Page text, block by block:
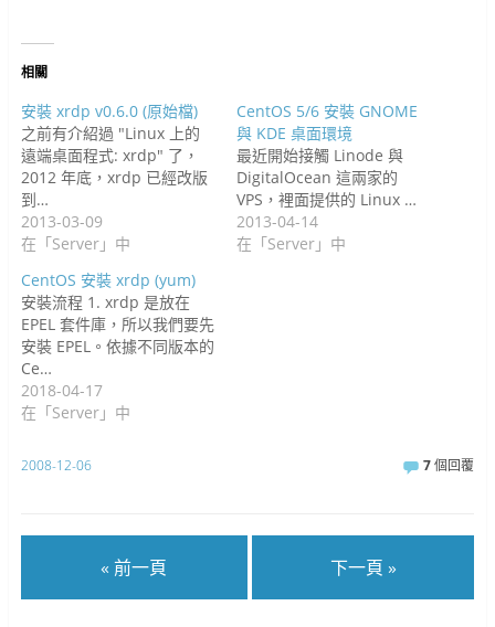
相關
安裝 xrdp v0.6.0 (原始檔)
之前有介紹過 "Linux 上的
遠端桌面程式: xrdp" 了，
2012 年底，xrdp 已經改版
到…
2013-03-09
在「Server」中
CentOS 5/6 安裝 GNOME
與 KDE 桌面環境
最近開始接觸 Linode 與
DigitalOcean 這兩家的
VPS，裡面提供的 Linux …
2013-04-14
在「Server」中
CentOS 安裝 xrdp (yum)
安裝流程 1. xrdp 是放在
EPEL 套件庫，所以我們要先
安裝 EPEL。依據不同版本的
Ce…
2018-04-17
在「Server」中
2008-12-06 7個回覆
« 前一頁 下一頁 »